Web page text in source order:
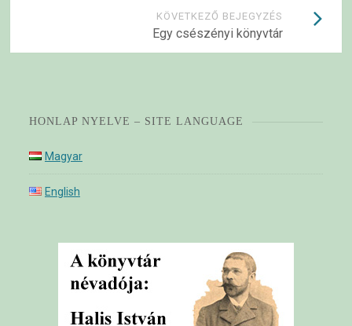
KÖVETKEZŐ BEJEGYZÉS
Egy csészényi könyvtár
HONLAP NYELVE – SITE LANGUAGE
Magyar
English